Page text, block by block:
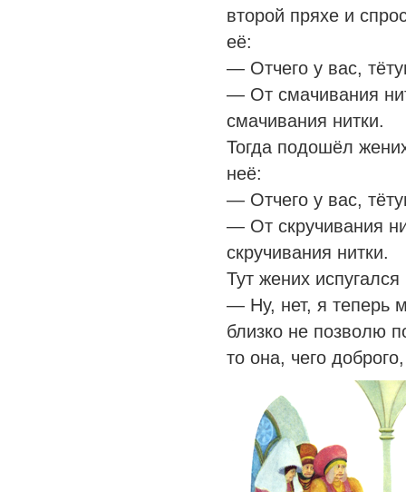
второй пряхе и
её:
— Отчего у вас,
— От смачивания
смачивания нитки.
Тогда подошёл
неё:
— Отчего у вас,
— От скручивания
скручивания нитки.
Тут жених испугался
— Ну, нет, я теперь
близко не позволю
то она, чего